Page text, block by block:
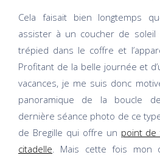
Cela faisait bien longtemps
assister à un coucher de soleil
trépied dans le coffre et
Profitant de la belle journée et
vacances, je me suis donc
panoramique de la boucle
dernière séance photo de ce
de Bregille qui offre un point de
citadelle. Mais cette fois mon